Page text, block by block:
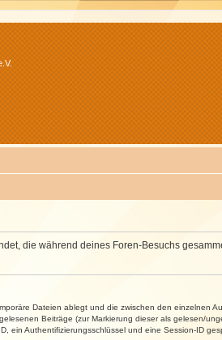
die während deines Foren-Besuchs
Dateien ablegt und die zwischen den einzelnen
Beiträge (zur Markierung dieser als gelesen/
ein Authentifizierungsschlüssel und eine Session-ID